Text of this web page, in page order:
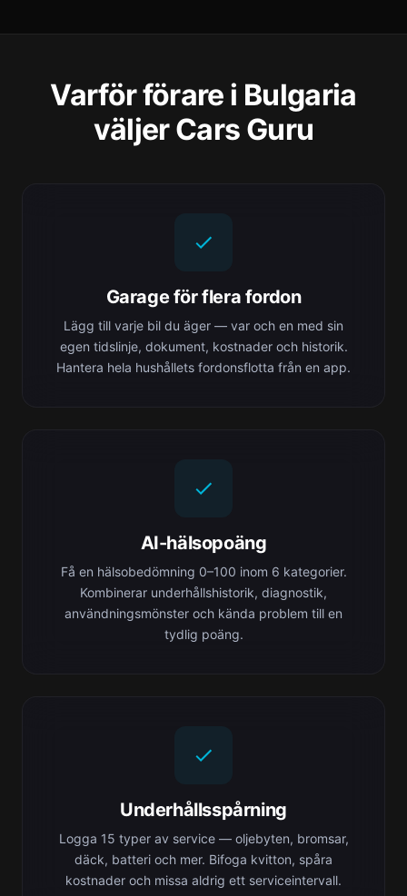
Varför förare i Bulgaria
väljer Cars Guru
Garage för flera fordon
Lägg till varje bil du äger — var och en med sin
egen tidslinje, dokument, kostnader och historik.
Hantera hela hushållets fordonsflotta från en app.
AI-hälsopoäng
Få en hälsobedömning 0–100 inom 6 kategorier.
Kombinerar underhållshistorik, diagnostik,
användningsmönster och kända problem till en
tydlig poäng.
Underhållsspårning
Logga 15 typer av service — oljebyten, bromsar,
däck, batteri och mer. Bifoga kvitton, spåra
kostnader och missa aldrig ett serviceintervall.